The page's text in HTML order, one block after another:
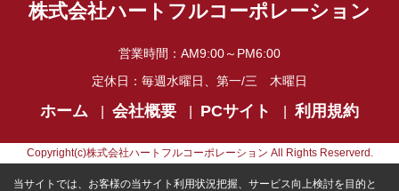
株式会社ハートフルコーポレーション
営業時間： AM9:00～PM6:00
定休日： 毎週水曜日、第一/三 木曜日
ホーム 会社概要 PCサイト 利用規約
Copyright(c)株式会社ハートフルコーポレーション All Rights Reserverd.
当サイトでは、お客様の当サイト利用状況把握、サービス向上検討を目的と